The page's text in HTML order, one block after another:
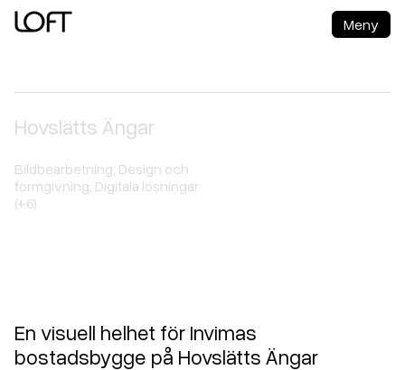
Meny
Hovslätts Ängar
Bildbearbetning, Design och
formgivning, Digitala lösningar
(+6)
En visuell helhet för Invimas
bostadsbygge på Hovslätts Ängar